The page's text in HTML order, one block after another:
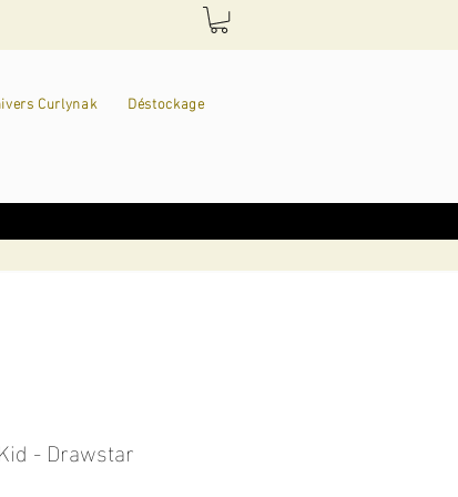
Curlynak Déstockage
- Drawstar